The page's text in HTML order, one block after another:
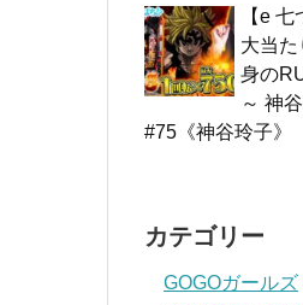
【e
大当
身の
～ 神
#75《神谷玲子》
カテゴリー
GOGOガールズ